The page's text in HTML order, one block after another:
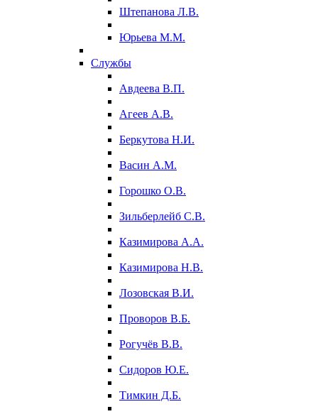
Штепанова Л.В.
Юрьева М.М.
Службы
Авдеева В.П.
Агеев А.В.
Беркутова Н.И.
Васин А.М.
Горошко О.В.
Зильберлейб С.В.
Казимирова А.А.
Казимирова Н.В.
Лозовская В.И.
Проворов В.Б.
Рогучёв В.В.
Сидоров Ю.Е.
Тимкин Д.Б.